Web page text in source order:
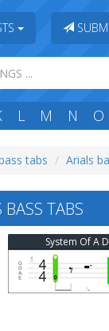
L M N O
tabs Arials
TABS
System Of A